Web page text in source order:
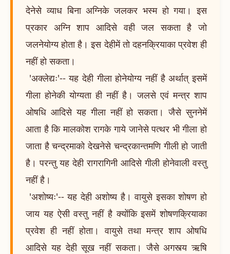
देनेसे व्याध बिना अग्निके जलकर भस्म हो गया। इस
प्रकार अग्नि शाप आदिसे वही जल सकता है जो
जलनेयोग्य होता है। इस देहीमें तो दहनक्रियाका प्रवेश ही
नहीं हो सकता।
'अक्लेद्यः'-- यह देही गीला होनेयोग्य नहीं है अर्थात् इसमें
गीला होनेकी योग्यता ही नहीं है। जलसे एवं मन्त्र शाप
ओषधि आदिसे यह गीला नहीं हो सकता। जैसे सुननेमें
आता है कि मालकोश रागके गाये जानेसे पत्थर भी गीला हो
जाता है चन्द्रमाको देखनेसे चन्द्रकान्तमणि गीली हो जाती
है। परन्तु यह देही रागरागिनी आदिसे गीली होनेवाली वस्तु
नहीं है।
'अशोष्यः'-- यह देही अशोष्य है। वायुसे इसका शोषण हो
जाय यह ऐसी वस्तु नहीं है क्योंकि इसमें शोषणक्रियाका
प्रवेश ही नहीं होता। वायुसे तथा मन्त्र शाप ओषधि
आदिसे यह देही सूख नहीं सकता। जैसे अगस्त्य ऋषि